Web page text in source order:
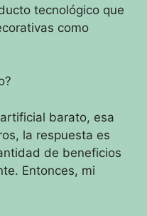
tecnológico que
como
barato, esa
la respuesta es
de beneficios
Entonces, mi